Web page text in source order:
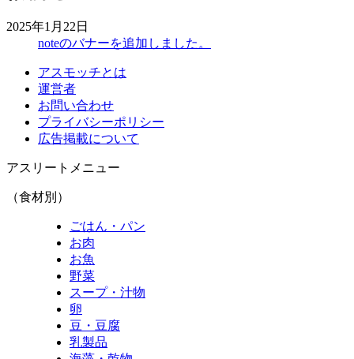
2025年1月22日
noteのバナーを追加しました。
アスモッチとは
運営者
お問い合わせ
プライバシーポリシー
広告掲載について
アスリートメニュー
（食材別）
ごはん・パン
お肉
お魚
野菜
スープ・汁物
卵
豆・豆腐
乳製品